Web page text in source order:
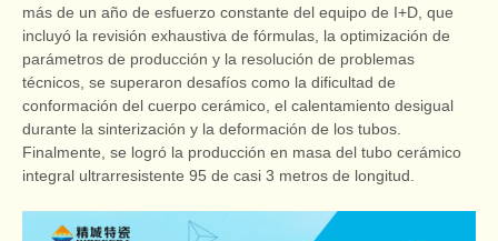
más de un año de esfuerzo constante del equipo de I+D, que
incluyó la revisión exhaustiva de fórmulas, la optimización de
parámetros de producción y la resolución de problemas
técnicos, se superaron desafíos como la dificultad de
conformación del cuerpo cerámico, el calentamiento desigual
durante la sinterización y la deformación de los tubos.
Finalmente, se logró la producción en masa del tubo cerámico
integral ultrarresistente 95 de casi 3 metros de longitud.